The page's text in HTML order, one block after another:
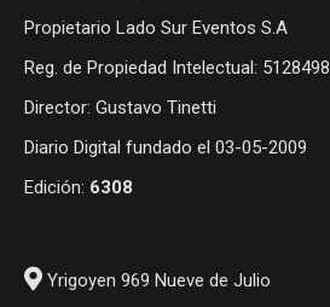
Propietario Lado Sur Eventos S.A
Reg. de Propiedad Intelectual: 5128498
Director: Gustavo Tinetti
Diario Digital fundado el 03-05-2009
Edición: 6308
Yrigoyen 969 Nueve de Julio